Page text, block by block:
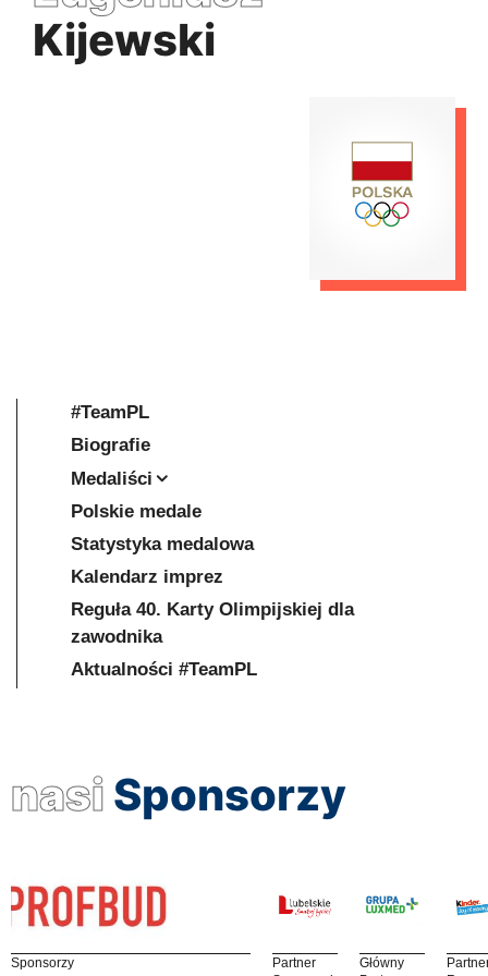
Kijewski
#TeamPL
Biografie
Medaliści
Polskie medale
Statystyka medalowa
Kalendarz imprez
Reguła 40. Karty Olimpijskiej dla
zawodnika
Aktualności #TeamPL
nasi Sponsorzy
Sponsorzy
Partner
Główny